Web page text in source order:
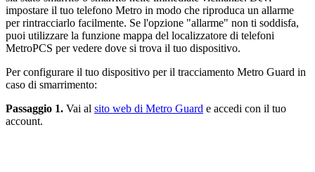
impostare il tuo telefono Metro in modo che riproduca un allarme
per rintracciarlo facilmente. Se l'opzione "allarme" non ti soddisfa,
puoi utilizzare la funzione mappa del localizzatore di telefoni
MetroPCS per vedere dove si trova il tuo dispositivo.
Per configurare il tuo dispositivo per il tracciamento Metro Guard in
caso di smarrimento:
Passaggio 1. Vai al sito web di Metro Guard e accedi con il tuo
account.